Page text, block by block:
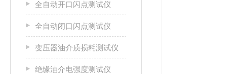
全自动开口闪点测试仪
全自动闭口闪点测试仪
变压器油介质损耗测试仪
绝缘油介电强度测试仪